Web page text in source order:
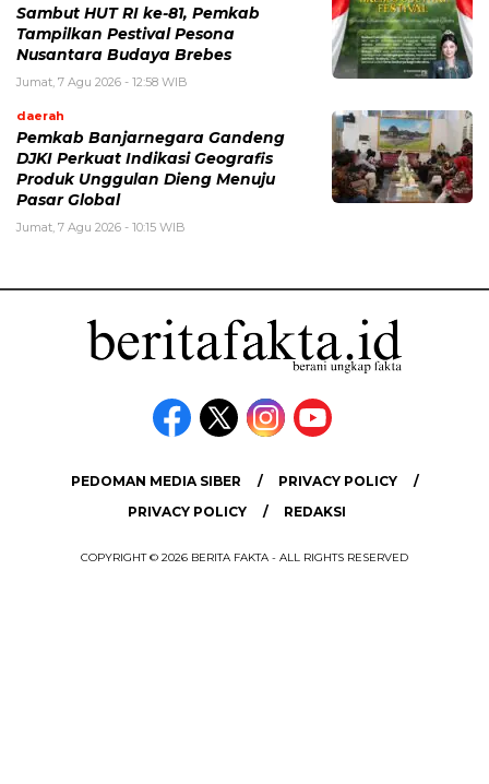
Sambut HUT RI ke-81, Pemkab
Tampilkan Pestival Pesona
Nusantara Budaya Brebes
Jumat, 7 Agu 2026 - 12:58 WIB
daerah
Pemkab Banjarnegara Gandeng
DJKI Perkuat Indikasi Geografis
Produk Unggulan Dieng Menuju
Pasar Global
Jumat, 7 Agu 2026 - 10:15 WIB
PEDOMAN MEDIA SIBER
PRIVACY POLICY
PRIVACY POLICY
REDAKSI
COPYRIGHT © 2026 BERITA FAKTA - ALL RIGHTS RESERVED